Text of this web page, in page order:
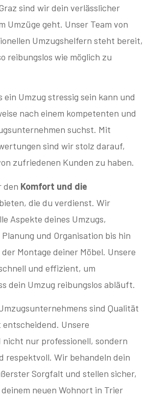
sind wir dein verlässlicher
Umzüge geht. Unser Team von
Umzugshelfern steht bereit,
reibungslos wie möglich zu
ein Umzug stressig sein kann und
nach einem kompetenten und
suchst. Mit
sind wir stolz darauf,
zufriedenen Kunden zu haben.
den Komfort und die
die du verdienst. Wir
Aspekte deines Umzugs,
und Organisation bis hin
Montage deiner Möbel. Unsere
und effizient, um
dein Umzug reibungslos abläuft.
sind Qualität
Unsere
nicht nur professionell, sondern
respektvoll. Wir behandeln dein
Sorgfalt und stellen sicher,
neuen Wohnort in Trier